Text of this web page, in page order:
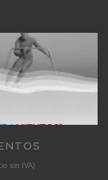
sin IVA)